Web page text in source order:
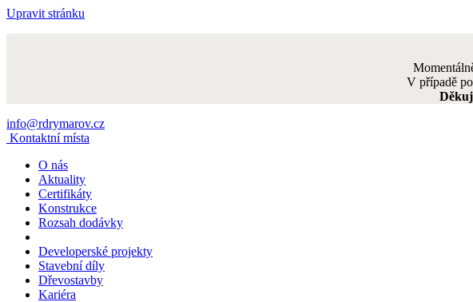
Upravit stránku
V případě
info@rdrymarov.cz
Kontaktní místa
O nás
Aktuality
Certifikáty
Konstrukce
Rozsah dodávky
Developerské projekty
Stavební díly
Dřevostavby
Kariéra